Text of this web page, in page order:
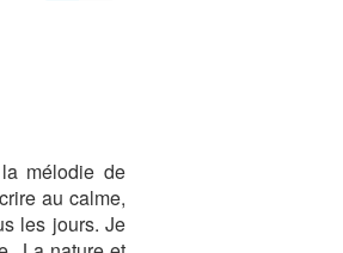
mélodie de
au calme,
les jours. Je